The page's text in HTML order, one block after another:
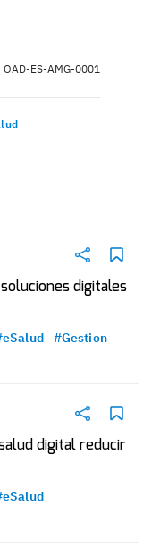
OAD-ES-AMG-0001
digitales
#Gestion
digital reducir